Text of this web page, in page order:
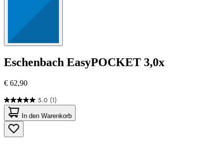
Eschenbach EasyPOCKET 3,0x
€ 62,90
5.0 (1)
5.0
von
5
Sternen.
1
In den Warenkorb